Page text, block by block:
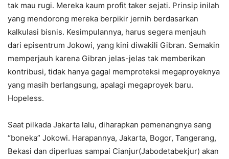
tak mau rugi. Mereka kaum profit taker sejati. Prinsip inilah
yang mendorong mereka berpikir jernih berdasarkan
kalkulasi bisnis. Kesimpulannya, harus segera menjauh
dari episentrum Jokowi, yang kini diwakili Gibran. Semakin
memperjauh karena Gibran jelas-jelas tak memberikan
kontribusi, tidak hanya gagal memproteksi megaproyeknya
yang masih berlangsung, apalagi megaproyek baru.
Hopeless.
Saat pilkada Jakarta lalu, diharapkan pemenangnya sang
“boneka” Jokowi. Harapannya, Jakarta, Bogor, Tangerang,
Bekasi dan diperluas sampai Cianjur(Jabodetabekjur) akan